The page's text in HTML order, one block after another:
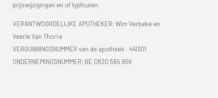
prijswijzigingen en of typfouten.
VERANTWOORDELIJKE APOTHEKER: Wim Verbeke en
Veerle Van Thorre
VERGUNNINGSNUMMER van de apotheek : 441301
ONDERNEMINGSNUMMER: BE 0820 565 956